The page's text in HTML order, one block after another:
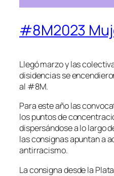
#8M2023
Llegó marzo y las
disidencias se
al #8M.
Para este año las
los puntos de
dispersándose a lo largo
las consignas apuntan a
antirracismo.
La consigna desde la